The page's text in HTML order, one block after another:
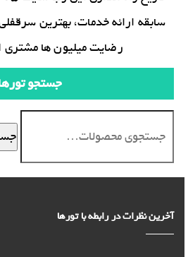
سابقه ارائه خدمات، بهترین
رضایت میلیون ها مشتری
جستجو
آخرین نظرات در رابطه با تورها